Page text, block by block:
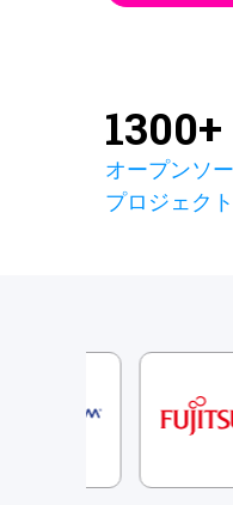
1300+
オープンソ
プロジェクト